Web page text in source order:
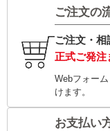
ご注文の
ご注文・相
正式ご発注
Webフォー
けます。
お支払い